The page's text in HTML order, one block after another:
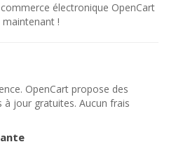
électronique OpenCart
maintenant !
OpenCart propose des
jour gratuites. Aucun frais